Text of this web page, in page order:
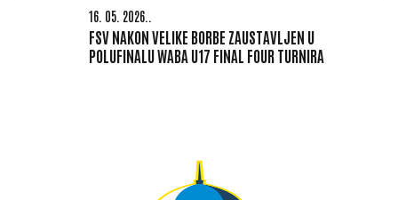
16. 05. 2026..
FSV NAKON VELIKE BORBE ZAUSTAVLJEN U
POLUFINALU WABA U17 FINAL FOUR TURNIRA